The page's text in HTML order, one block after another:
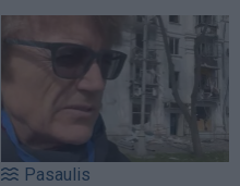
Pasaulis